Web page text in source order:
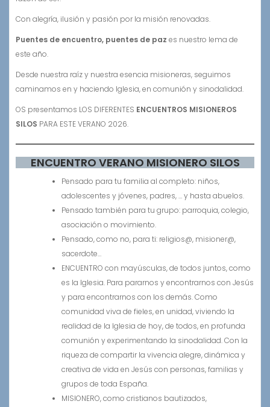
Con alegría, ilusión y pasión por la misión renovadas.
Puentes de encuentro, puentes de paz es nuestro lema de
este año.
Desde nuestra raíz y nuestra esencia misioneras, seguimos
caminamos en y haciendo Iglesia, en comunión y sinodalidad.
OS presentamos LOS DIFERENTES ENCUENTROS MISIONEROS
SILOS PARA ESTE VERANO 2026.
ENCUENTRO VERANO MISIONERO SILOS
Pensado para tu familia al completo: niños,
adolescentes y jóvenes, padres, … y hasta abuelos.
Pensado también para tu grupo: parroquia, colegio,
asociación o movimiento.
Pensado, como no, para ti: religios@, misioner@,
sacerdote…
ENCUENTRO con mayúsculas, de todos juntos, como
es la Iglesia. Para pararnos y encontrarnos con Jesús
y para encontrarnos con los demás. Como
comunidad viva de fieles, en unidad, viviendo la
realidad de la Iglesia de hoy, de todos, en profunda
comunión y experimentando la sinodalidad. Con la
riqueza de compartir la vivencia alegre, dinámica y
creativa de vida en Jesús con personas, familias y
grupos de toda España.
MISIONERO, como cristianos bautizados,